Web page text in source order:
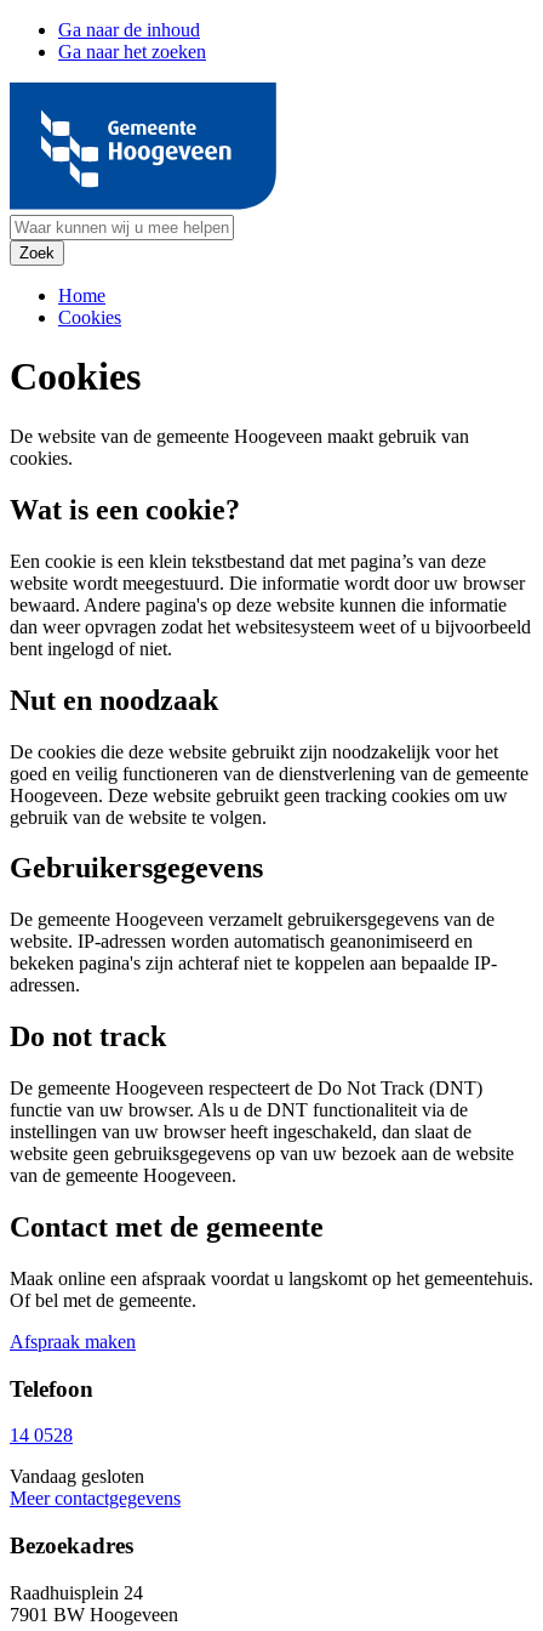
Ga naar de inhoud
Ga naar het zoeken
Home
Cookies
Cookies
De website van de gemeente Hoogeveen maakt gebruik van
cookies.
Wat is een cookie?
Een cookie is een klein tekstbestand dat met pagina’s van deze
website wordt meegestuurd. Die informatie wordt door uw browser
bewaard. Andere pagina's op deze website kunnen die informatie
dan weer opvragen zodat het websitesysteem weet of u bijvoorbeeld
bent ingelogd of niet.
Nut en noodzaak
De cookies die deze website gebruikt zijn noodzakelijk voor het
goed en veilig functioneren van de dienstverlening van de gemeente
Hoogeveen. Deze website gebruikt geen tracking cookies om uw
gebruik van de website te volgen.
Gebruikersgegevens
De gemeente Hoogeveen verzamelt gebruikersgegevens van de
website. IP-adressen worden automatisch geanonimiseerd en
bekeken pagina's zijn achteraf niet te koppelen aan bepaalde IP-
adressen.
Do not track
De gemeente Hoogeveen respecteert de Do Not Track (DNT)
functie van uw browser. Als u de DNT functionaliteit via de
instellingen van uw browser heeft ingeschakeld, dan slaat de
website geen gebruiksgegevens op van uw bezoek aan de website
van de gemeente Hoogeveen.
Contact met de gemeente
Maak online een afspraak voordat u langskomt op het gemeentehuis.
Of bel met de gemeente.
Afspraak maken
Telefoon
14 0528
Vandaag gesloten
Meer contactgegevens
Bezoekadres
Raadhuisplein 24
7901 BW Hoogeveen